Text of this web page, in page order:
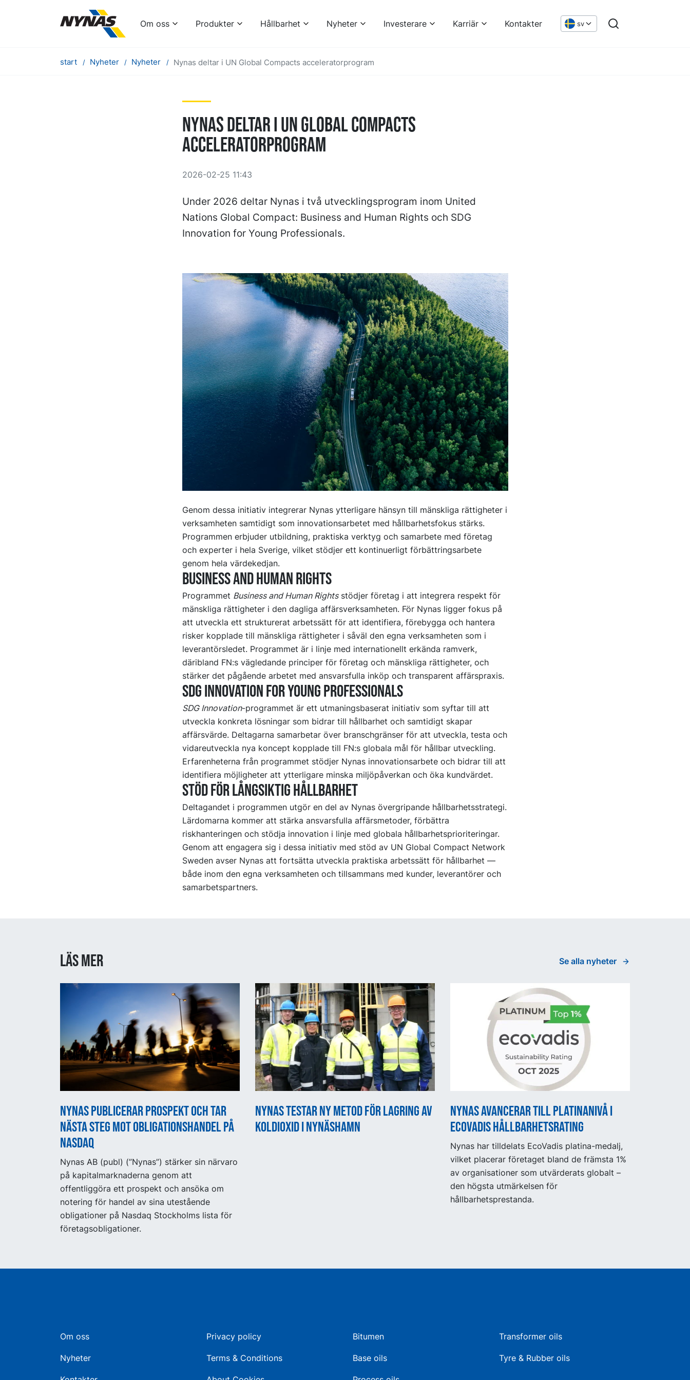
Om oss Produkter Hållbarhet Nyheter Investerare Karriär Kontakter sv
start Nyheter Nyheter Nynas deltar i UN Global Compacts acceleratorprogram
Nynas deltar i UN Global Compacts
acceleratorprogram
2026-02-25 11:43
Under 2026 deltar Nynas i två utvecklingsprogram inom United
Nations Global Compact: Business and Human Rights och SDG
Innovation for Young Professionals.
Genom dessa initiativ integrerar Nynas ytterligare hänsyn till mänskliga rättigheter i
verksamheten samtidigt som innovationsarbetet med hållbarhetsfokus stärks.
Programmen erbjuder utbildning, praktiska verktyg och samarbete med företag
och experter i hela Sverige, vilket stödjer ett kontinuerligt förbättringsarbete
genom hela värdekedjan.
Business and Human Rights
Programmet Business and Human Rightsstödjer företag i att integrera respekt för
mänskliga rättigheter i den dagliga affärsverksamheten. För Nynas ligger fokus på
att utveckla ett strukturerat arbetssätt för att identifiera, förebygga och hantera
risker kopplade till mänskliga rättigheter i såväl den egna verksamheten som i
leverantörsledet. Programmet är i linje med internationellt erkända ramverk,
däribland FN:s vägledande principer för företag och mänskliga rättigheter, och
stärker det pågående arbetet med ansvarsfulla inköp och transparent affärspraxis.
SDG Innovation for Young Professionals
SDG Innovation-programmet är ett utmaningsbaserat initiativ som syftar till att
utveckla konkreta lösningar som bidrar till hållbarhet och samtidigt skapar
affärsvärde. Deltagarna samarbetar över branschgränser för att utveckla, testa och
vidareutveckla nya koncept kopplade till FN:s globala mål för hållbar utveckling.
Erfarenheterna från programmet stödjer Nynas innovationsarbete och bidrar till att
identifiera möjligheter att ytterligare minska miljöpåverkan och öka kundvärdet.
Stöd för långsiktig hållbarhet
Deltagandet i programmen utgör en del av Nynas övergripande hållbarhetsstrategi.
Lärdomarna kommer att stärka ansvarsfulla affärsmetoder, förbättra
riskhanteringen och stödja innovation i linje med globala hållbarhetsprioriteringar.
Genom att engagera sig i dessa initiativ med stöd av UN Global Compact Network
Sweden avser Nynas att fortsätta utveckla praktiska arbetssätt för hållbarhet —
både inom den egna verksamheten och tillsammans med kunder, leverantörer och
samarbetspartners.
Läs mer Se alla nyheter
Nynas publicerar prospekt och tar
nästa steg mot obligationshandel på
Nasdaq
Nynas AB (publ) (”Nynas”) stärker sin närvaro
på kapitalmarknaderna genom att
offentliggöra ett prospekt och ansöka om
notering för handel av sina utestående
obligationer på Nasdaq Stockholms lista för
företagsobligationer.
Nynas testar ny metod för lagring av
koldioxid i Nynäshamn
Nynas avancerar till platinanivå i
EcoVadis hållbarhetsrating
Nynas har tilldelats EcoVadis platina-medalj,
vilket placerar företaget bland de främsta 1%
av organisationer som utvärderats globalt –
den högsta utmärkelsen för
hållbarhetsprestanda.
Om oss
Nyheter
Privacy policy
Terms & Conditions
Bitumen
Base oils
Transformer oils
Tyre & Rubber oils